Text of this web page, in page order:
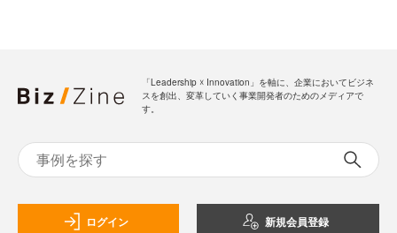
「Leadership ☓ Innovation」を軸に、企業においてビジネ
スを創出、変革していく事業開発者のためのメディアで
す。
ログイン 新規会員登録